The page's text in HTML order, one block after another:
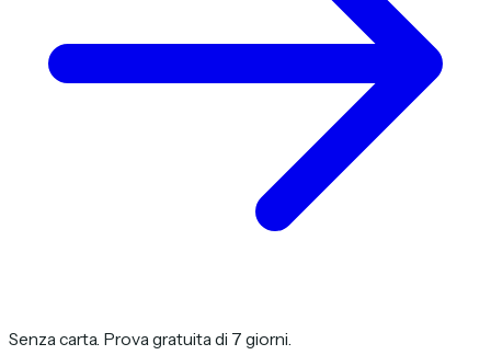
Senza carta. Prova gratuita di 7 giorni.